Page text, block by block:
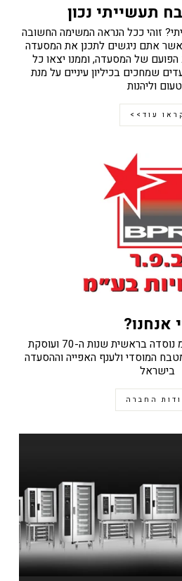
תעשייתי נכון
זוהי ככל הנראה המשימה החשובה
אתם ניגשים לתכנן את המסעדה
של המסעדה, וממנו יצאו כל
שמחכים בכיליון עיניים על מנת
וליהנות
קראו עוד>>
אנחנו?
חברת ב.פ.ר סוכנויות בע"מ נוסדה בראשית שנות ה-70 ועוסקת
המוסדי ולענף האפייה וההסעדה
בישראל
החברה